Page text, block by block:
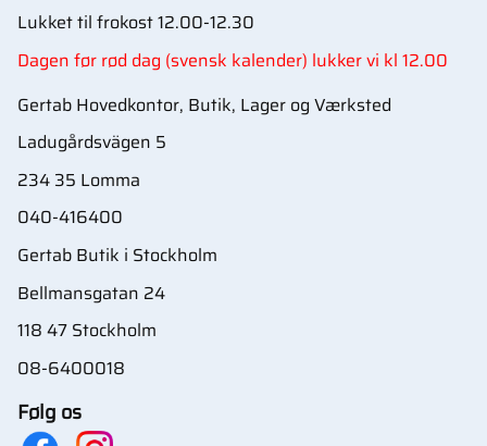
Lukket til frokost 12.00-12.30
Dagen før rød dag (svensk kalender) lukker vi kl 12.00
Gertab Hovedkontor, Butik, Lager og Værksted
Ladugårdsvägen 5
234 35 Lomma
040-416400
Gertab Butik i Stockholm
Bellmansgatan 24
118 47 Stockholm
08-6400018
Følg os